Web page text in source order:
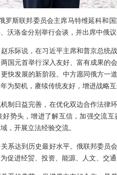
罗斯联邦委员会主席马特维延科
沃洛金分别举行会谈，并出席中俄
乐际说，在习近平主席和普京总
国元首举行深入友好、富有成果的
快发展的新阶段。中方愿同俄方一
为契机，赓续传统友好，增进战略
制日益完善，在优化双边合作法
势头，增进了解互信，加强交流
，开展立法经验交流。
系达到历史最好水平。俄联邦委员
促进经贸、投资、能源、人文、交